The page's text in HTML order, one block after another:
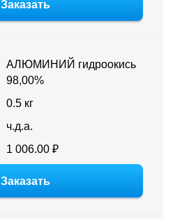
Заказать
АЛЮМИНИЙ гидроокись
98,00%
0.5 кг
ч.д.а.
1 006.00 ₽
Заказать